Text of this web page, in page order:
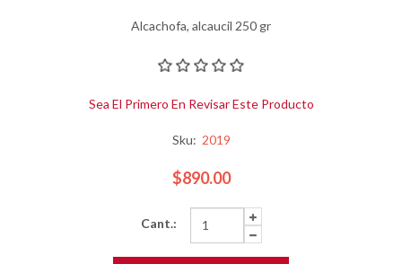
Alcachofa, alcaucil 250 gr
Sea El Primero En Revisar Este Producto
Sku: 2019
$890.00
Cant.: